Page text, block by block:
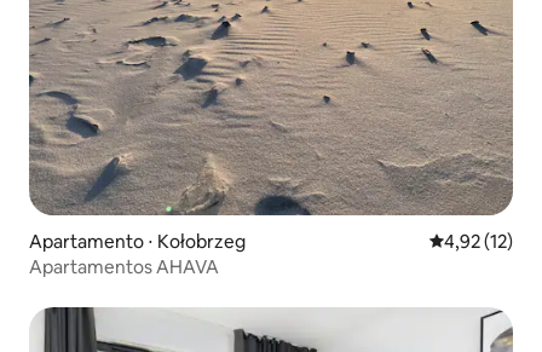
Apartamento ⋅ Kołobrzeg 4,92 de uma
4,92 (12)
Apartamentos AHAVA